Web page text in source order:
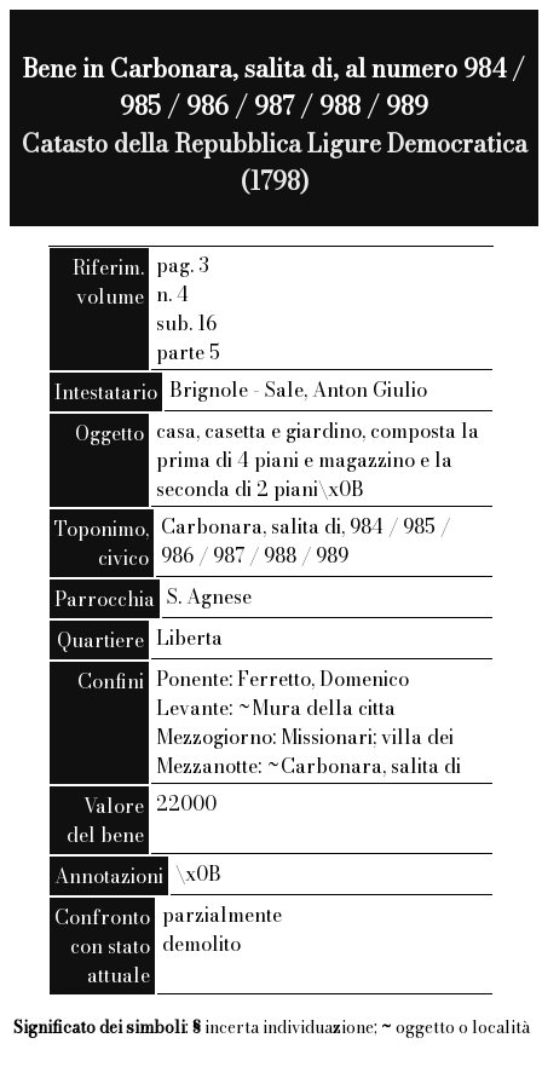
Bene in Carbonara, salita di, al numero 984 /
985 / 986 / 987 / 988 / 989
Catasto della Repubblica Ligure Democratica
(1798)
Riferim.
volume
pag. 3
n. 4
sub. 16
parte 5
Intestatario Brignole - Sale, Anton Giulio
Oggetto casa, casetta e giardino, composta la
prima di 4 piani e magazzino e la
seconda di 2 piani\x0B
Toponimo,
civico
Carbonara, salita di, 984 / 985 /
986 / 987 / 988 / 989
Parrocchia S. Agnese
Quartiere Liberta
Confini Ponente: Ferretto, Domenico
Levante: ~Mura della citta
Mezzogiorno: Missionari; villa dei
Mezzanotte: ~Carbonara, salita di
Valore
del bene
22000
Annotazioni \x0B
Confronto
con stato
attuale
parzialmente
demolito
Significato dei simboli: §incerta individuazione; ~ oggetto o località